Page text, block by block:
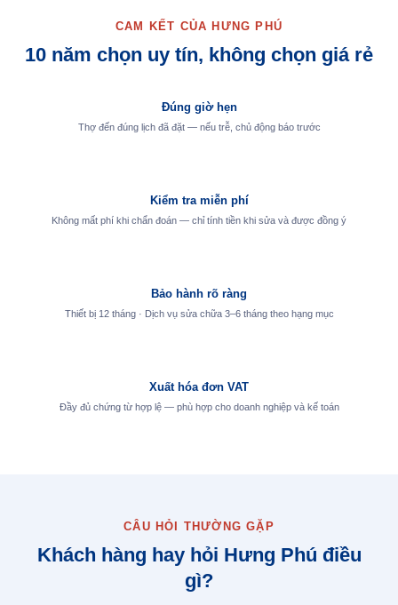
CAM KẾT CỦA HƯNG PHÚ
10 năm chọn uy tín, không chọn giá rẻ
Đúng giờ hẹn
Thợ đến đúng lịch đã đặt — nếu trễ, chủ động báo trước
Kiểm tra miễn phí
Không mất phí khi chẩn đoán — chỉ tính tiền khi sửa và được đồng ý
Bảo hành rõ ràng
Thiết bị 12 tháng · Dịch vụ sửa chữa 3–6 tháng theo hạng mục
Xuất hóa đơn VAT
Đầy đủ chứng từ hợp lệ — phù hợp cho doanh nghiệp và kế toán
CÂU HỎI THƯỜNG GẶP
Khách hàng hay hỏi Hưng Phú điều
gì?